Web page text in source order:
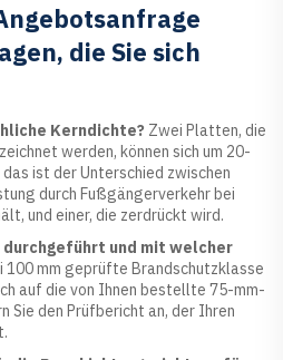
die Sie sich
Kerndichte? Zwei Platten, die
werden, können sich um 20-
ist der Unterschied zwischen
durch Fußgängerverkehr bei
und einer, die zerdrückt wird.
und mit welcher
100 mm geprüfte Brandschutzklasse
auf die von Ihnen bestellte 75-mm-
Sie den Prüfbericht an, der Ihren